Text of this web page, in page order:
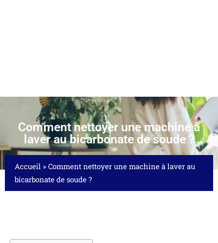
Comment nettoyer une machine à
laver au bicarbonate de soude ?
Accueil » Comment nettoyer une machine à laver au
bicarbonate de soude ?